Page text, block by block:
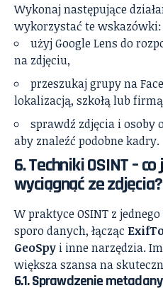
Wykonaj następujące
wykorzystać te wskazówki:
użyj Google Lens do
na zdjęciu,
przeszukaj grupy na
lokalizacją, szkołą lub
sprawdź zdjęcia i osoby
aby znaleźć podobne kadry.
6. Techniki OSINT –
wyciągnąć ze zdjęcia?
W praktyce OSINT z
sporo danych, łącząc
GeoSpy i inne narzędzia.
większa szansa na
6.1. Sprawdzenie